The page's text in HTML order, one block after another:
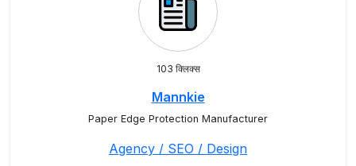
103 क्लिक्स
Mannkie
Paper Edge Protection Manufacturer
Agency / SEO / Design